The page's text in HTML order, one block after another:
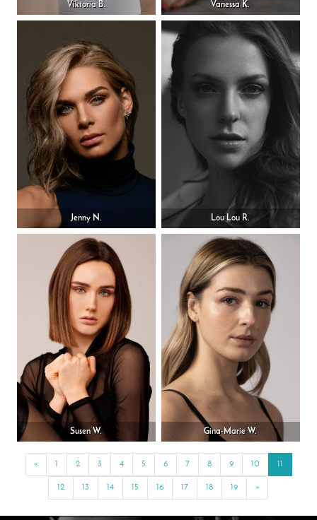
Viktoria B. Vanessa K.
Jenny N. Lou Lou R.
Susen W. Gina-Marie W.
« 2 3 4 5 6 7 8 9 10
12 13 14 15 16 17 18 19 »